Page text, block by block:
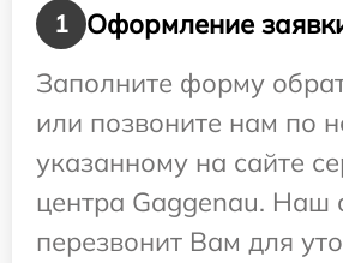
1
Оформление
Заполните форму
или позвоните нам по
указанному на сайте
центра Gaggenau. Наш
перезвонит Вам для